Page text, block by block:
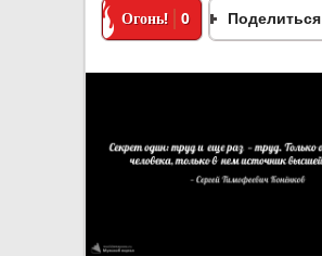
Огонь! 0 Поделиться